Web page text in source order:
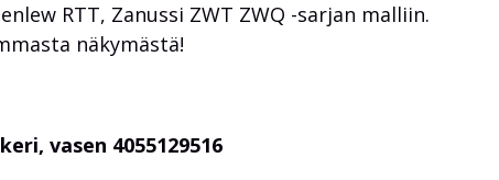
RTT, Zanussi ZWT ZWQ -sarjan malliin.
näkymästä!
vasen 4055129516